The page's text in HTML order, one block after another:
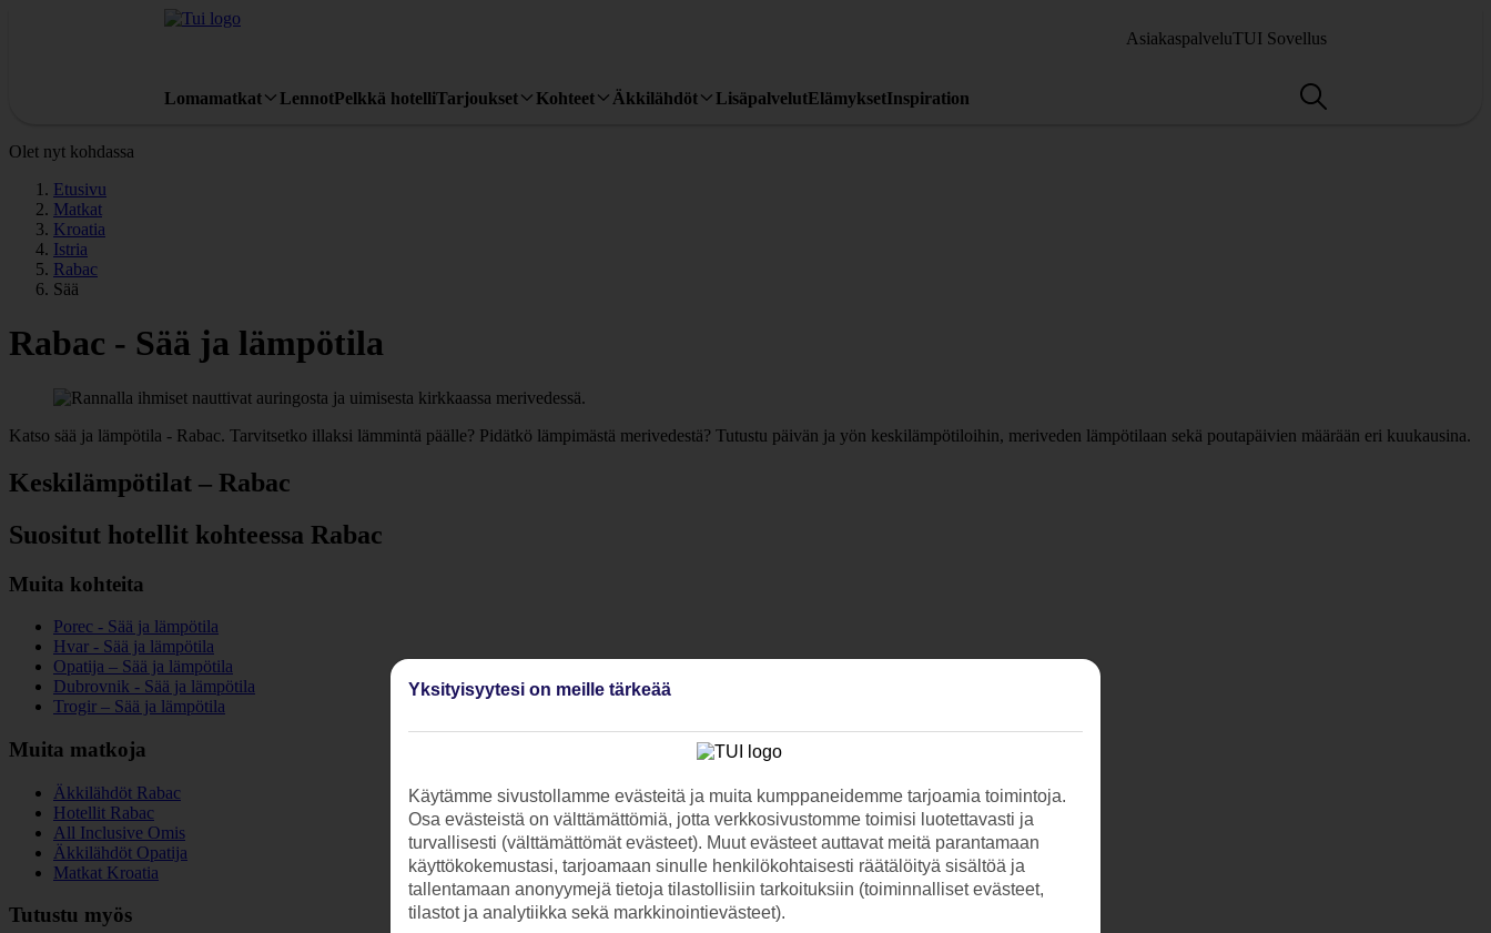
AsiakaspalveluTUI Sovellus
Lomamatkat LennotPelkkä hotelliTarjoukset Kohteet Äkkilähdöt LisäpalvelutElämyksetInspiration
Olet nyt kohdassa
Etusivu
Matkat
Kroatia
Istria
Rabac
Sää
Rabac - Sää ja lämpötila
Katso sää ja lämpötila - Rabac. Tarvitsetko illaksi lämmintä päälle? Pidätkö lämpimästä merivedestä? Tutustu päivän ja yön keskilämpötiloihin, meriveden lämpötilaan sekä poutapäivien määrään eri kuukausina.
Keskilämpötilat – Rabac
Suositut hotellit kohteessa Rabac
Muita kohteita
Porec - Sää ja lämpötila
Hvar - Sää ja lämpötila
Opatija – Sää ja lämpötila
Dubrovnik - Sää ja lämpötila
Trogir – Sää ja lämpötila
Muita matkoja
Äkkilähdöt Rabac
Hotellit Rabac
All Inclusive Omis
Äkkilähdöt Opatija
Matkat Kroatia
Tutustu myös
Yksityisyytesi on meille tärkeää
Käytämme sivustollamme evästeitä ja muita kumppaneidemme tarjoamia toimintoja.
Osa evästeistä on välttämättömiä, jotta verkkosivustomme toimisi luotettavasti ja
turvallisesti (välttämättömät evästeet). Muut evästeet auttavat meitä parantamaan
käyttökokemustasi, tarjoamaan sinulle henkilökohtaisesti räätälöityä sisältöä ja
tallentamaan anonyymejä tietoja tilastollisiin tarkoituksiin (toiminnalliset evästeet,
tilastot ja analytiikka sekä markkinointievästeet).